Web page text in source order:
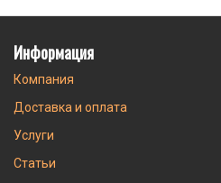
Информация
Компания
Доставка и оплата
Услуги
Статьи